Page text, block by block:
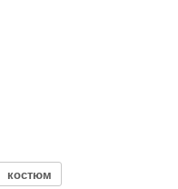
костюм